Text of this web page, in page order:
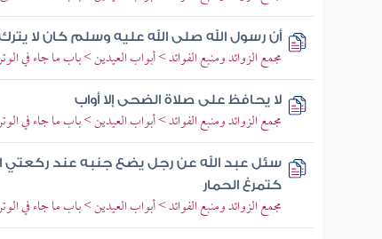
أن رسول الله صلى الله عليه وسلم كان لا
مجمع الزوائد ومنبع الفوائد > أبواب العيدين > باب ما جاء في
لا يحافظ على صلاة الضحى إلا أواب
مجمع الزوائد ومنبع الفوائد > أبواب العيدين > باب ما جاء في
سئل عبد الله عن رجل يضع جنبه عند ركعتي
كتمرغ الحمار
مجمع الزوائد ومنبع الفوائد > أبواب العيدين > باب ما جاء في